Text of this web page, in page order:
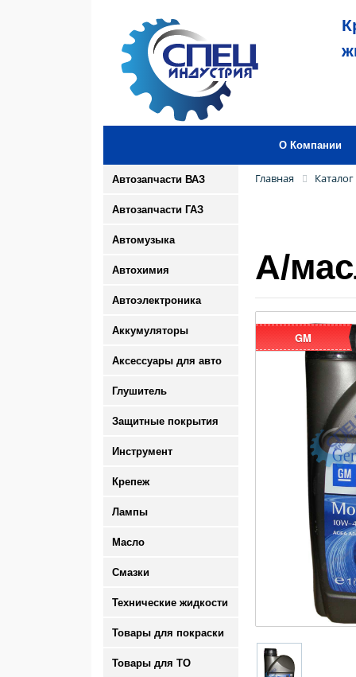
О Компании
Автозапчасти ВАЗ
Автозапчасти ГАЗ
Автомузыка
Автохимия
Автоэлектроника
Аккумуляторы
Аксессуары для авто
Глушитель
Защитные покрытия
Инструмент
Крепеж
Лампы
Масло
Смазки
Технические жидкости
Товары для покраски
Товары для ТО
Главная Каталог
А/
GM